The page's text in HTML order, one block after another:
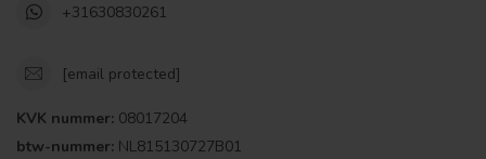
+31630830261
[email protected]
KVK nummer: 08017204
btw-nummer: NL815130727B01